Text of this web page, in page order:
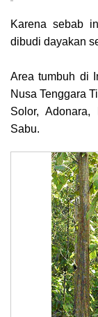
Karena sebab
dibudi dayakan
Area tumbuh di
Nusa Tenggara
Solor,
Sabu.